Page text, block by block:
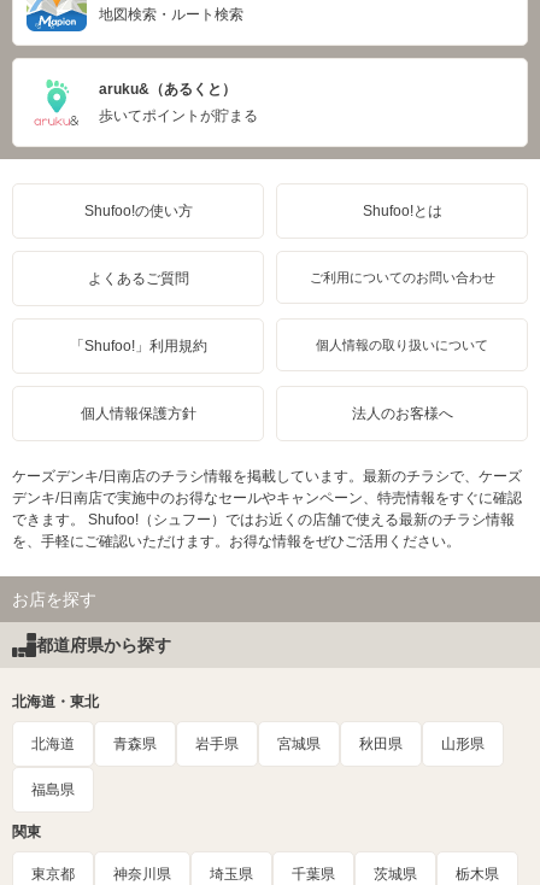
地図検索・ルート検索
aruku&（あるくと）
歩いてポイントが貯まる
Shufoo!の使い方 Shufoo!とは
よくあるご質問 ご利用についてのお問い合わせ
「Shufoo!」利用規約 個人情報の取り扱いについて
個人情報保護方針 法人のお客様へ
ケーズデンキ/日南店のチラシ情報を掲載しています。最新のチラシで、ケーズ
デンキ/日南店で実施中のお得なセールやキャンペーン、特売情報をすぐに確認
できます。 Shufoo!（シュフー）ではお近くの店舗で使える最新のチラシ情報
を、手軽にご確認いただけます。お得な情報をぜひご活用ください。
お店を探す
都道府県から探す
北海道・東北
北海道 青森県 岩手県 宮城県 秋田県 山形県
福島県
関東
東京都 神奈川県 埼玉県 千葉県 茨城県 栃木県